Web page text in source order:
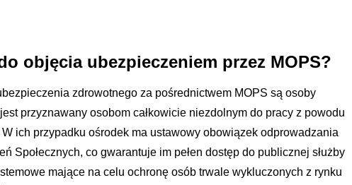
objęcia ubezpieczeniem przez MOPS?
zdrowotnego za pośrednictwem MOPS są osoby
przyznawany osobom całkowicie niezdolnym do pracy z powodu
ich przypadku ośrodek ma ustawowy obowiązek odprowadzania
Społecznych, co gwarantuje im pełen dostęp do publicznej służby
mające na celu ochronę osób trwale wykluczonych z rynku